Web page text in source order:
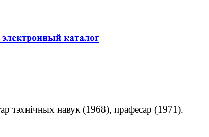
тэхнічных навук (1968), прафесар (1971).